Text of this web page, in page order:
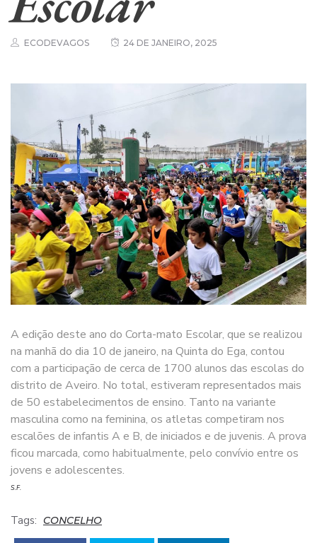
ECODEVAGOS 24 DE JANEIRO, 2025
A edição deste ano do Corta-mato Escolar, que se realizou
na manhã do dia 10 de janeiro, na Quinta do Ega, contou
com a participação de cerca de 1700 alunos das escolas do
distrito de Aveiro. No total, estiveram representados mais
de 50 estabelecimentos de ensino. Tanto na variante
masculina como na feminina, os atletas competiram nos
escalões de infantis A e B, de iniciados e de juvenis. A prova
ficou marcada, como habitualmente, pelo convívio entre os
jovens e adolescentes.
S.F.
Tags: CONCELHO